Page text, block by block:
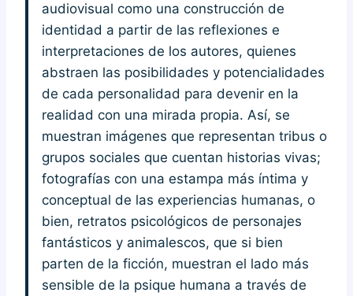
audiovisual como una construcción de
identidad a partir de las reflexiones e
interpretaciones de los autores, quienes
abstraen las posibilidades y potencialidades
de cada personalidad para devenir en la
realidad con una mirada propia. Así, se
muestran imágenes que representan tribus o
grupos sociales que cuentan historias vivas;
fotografías con una estampa más íntima y
conceptual de las experiencias humanas, o
bien, retratos psicológicos de personajes
fantásticos y animalescos, que si bien
parten de la ficción, muestran el lado más
sensible de la psique humana a través de